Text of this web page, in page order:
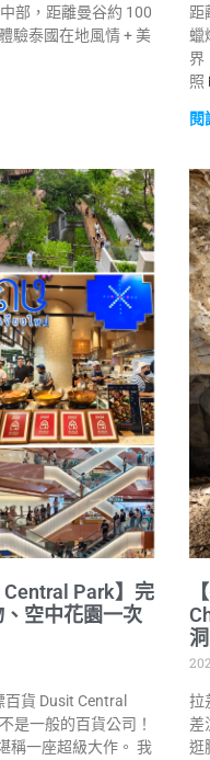
部，距離曼谷約 100
驗泰國在地風情 + 美
距
蠟
界
照
閱
Park】完
空中花園一次
貨 Dusit Central
是一般的百貨公司！
稱一座超級大作。 我
拉
差
逛